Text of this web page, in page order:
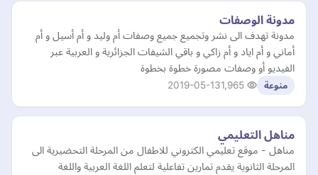
مدونة الوصفات
مدونة تهدف الى نشر وتجميع جميع وصفات أم وليد و أم أسيل و أم
أماني و أم اياد و أم زاكي و باقي الشيفات الجزائرية و العربية عبر
الفيديو أو وصفات مصورة خطوة بخطوة
منوعة 2019-05-13
مناهل التعليمي
مناهل - موقع تعليمي الكتروني للاطفال من المرحلة التحضيرية الى
المرحلة الثانوية يقدم تمارين تفاعلية لتعلم اللغة العربية واللغة